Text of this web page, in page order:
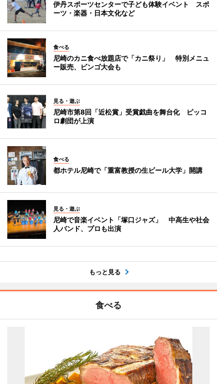
伊丹スポーツセンターで子ども体験イベント スポ
ーツ・楽器・日本文化など
食べる
尼崎のカニ食べ放題店で「カニ祭り」 特別メニュ
ー販売、ビンゴ大会も
見る・遊ぶ
尼崎市第8回「近松賞」受賞戯曲を舞台化 ピッコ
ロ劇団が上演
食べる
都ホテル尼崎で「重富教授の生ビール大学」開講
見る・遊ぶ
尼崎で音楽イベント「塚口ジャズ」 中高生や社会
人バンド、プロも出演
もっと見る
食べる